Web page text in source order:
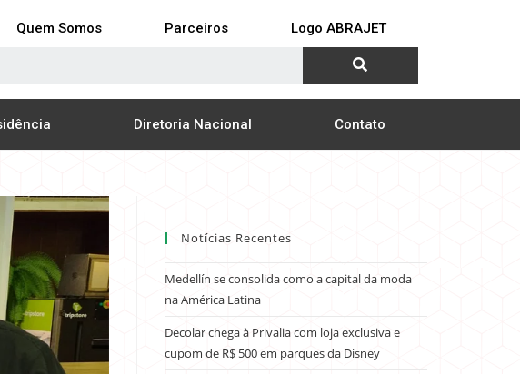
Quem Somos Parceiros Logo ABRAJET
Diretoria Nacional Contato
Notícias Recentes
Medellín se consolida como a capital da moda
na América Latina
Decolar chega à Privalia com loja exclusiva e
cupom de R$ 500 em parques da Disney